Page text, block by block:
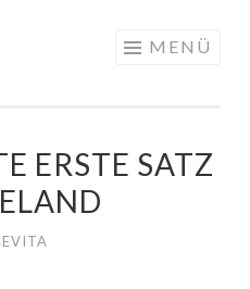
MENÜ
ERSTE SATZ